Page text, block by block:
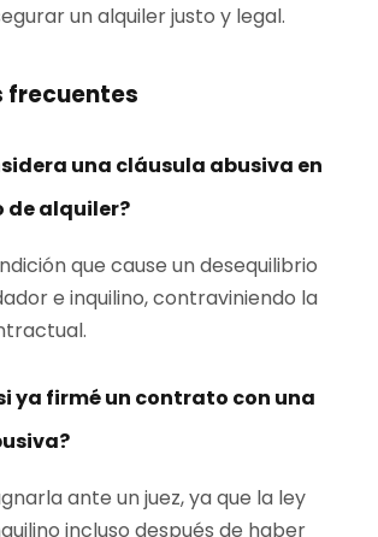
un alquiler justo y legal.
frecuentes
una cláusula abusiva en
alquiler?
que cause un desequilibrio
e inquilino, contraviniendo la
ya firmé un contrato con una
ante un juez, ya que la ley
incluso después de haber